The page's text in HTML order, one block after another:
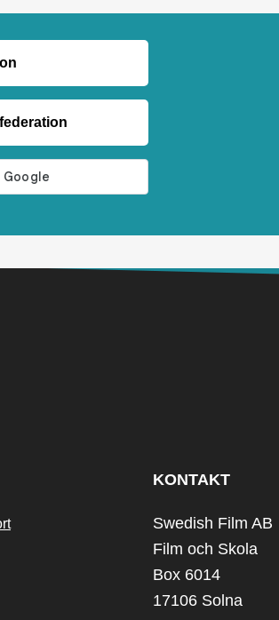
KONTAKT
Swedish Film AB
Film och Skola
Box 6014
17106 Solna